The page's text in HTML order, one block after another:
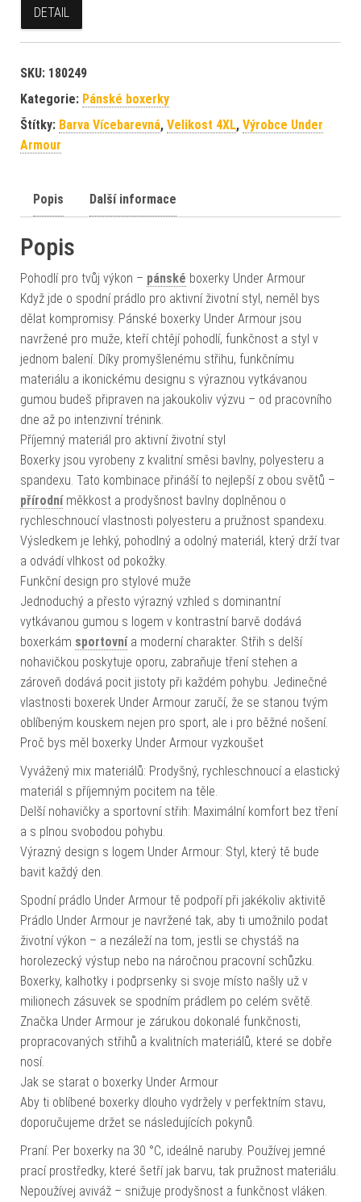
DETAIL
SKU: 180249
Kategorie: Pánské boxerky
Štítky: Barva Vícebarevná, Velikost 4XL, Výrobce Under
Armour
Popis Další informace
Popis
Pohodlí pro tvůj výkon – pánské boxerky Under Armour
Když jde o spodní prádlo pro aktivní životní styl, neměl bys
dělat kompromisy. Pánské boxerky Under Armour jsou
navržené pro muže, kteří chtějí pohodlí, funkčnost a styl v
jednom balení. Díky promyšlenému střihu, funkčnímu
materiálu a ikonickému designu s výraznou vytkávanou
gumou budeš připraven na jakoukoliv výzvu – od pracovního
dne až po intenzivní trénink.
Příjemný materiál pro aktivní životní styl
Boxerky jsou vyrobeny z kvalitní směsi bavlny, polyesteru a
spandexu. Tato kombinace přináší to nejlepší z obou světů –
přírodníměkkost a prodyšnost bavlny doplněnou o
rychleschnoucí vlastnosti polyesteru a pružnost spandexu.
Výsledkem je lehký, pohodlný a odolný materiál, který drží tvar
a odvádí vlhkost od pokožky.
Funkční design pro stylové muže
Jednoduchý a přesto výrazný vzhled s dominantní
vytkávanou gumou s logem v kontrastní barvě dodává
boxerkám sportovnía moderní charakter. Střih s delší
nohavičkou poskytuje oporu, zabraňuje tření stehen a
zároveň dodává pocit jistoty při každém pohybu. Jedinečné
vlastnosti boxerek Under Armour zaručí, že se stanou tvým
oblíbeným kouskem nejen pro sport, ale i pro běžné nošení.
Proč bys měl boxerky Under Armour vyzkoušet
Vyvážený mix materiálů: Prodyšný, rychleschnoucí a elastický
materiál s příjemným pocitem na těle.
Delší nohavičky a sportovní střih: Maximální komfort bez tření
a s plnou svobodou pohybu.
Výrazný design s logem Under Armour: Styl, který tě bude
bavit každý den.
Spodní prádlo Under Armour tě podpoří při jakékoliv aktivitě
Prádlo Under Armour je navržené tak, aby ti umožnilo podat
životní výkon – a nezáleží na tom, jestli se chystáš na
horolezecký výstup nebo na náročnou pracovní schůzku.
Boxerky, kalhotky i podprsenky si svoje místo našly už v
milionech zásuvek se spodním prádlem po celém světě.
Značka Under Armour je zárukou dokonalé funkčnosti,
propracovaných střihů a kvalitních materiálů, které se dobře
nosí.
Jak se starat o boxerky Under Armour
Aby ti oblíbené boxerky dlouho vydržely v perfektním stavu,
doporučujeme držet se následujících pokynů.
Praní: Per boxerky na 30 °C, ideálně naruby. Používej jemné
prací prostředky, které šetří jak barvu, tak pružnost materiálu.
Nepoužívej aviváž – snižuje prodyšnost a funkčnost vláken.